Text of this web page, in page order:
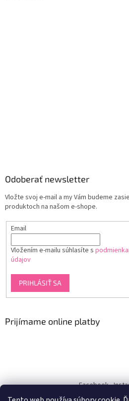
Odoberať newsletter
Vložte svoj e-mail a my Vám budeme
produktoch na našom e-shope.
Email
Vložením e-mailu súhlasíte s
údajov
PRIHLÁSIŤ SA
Prijímame online platby
Facebook